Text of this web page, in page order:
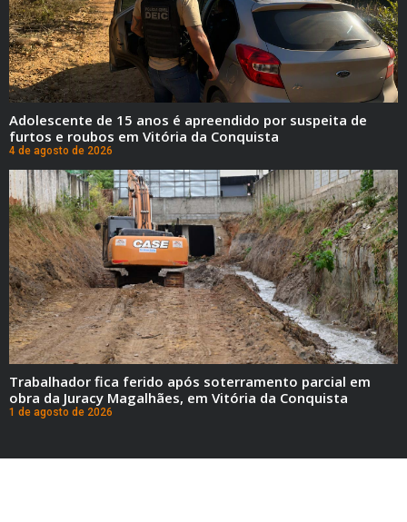
Adolescente de 15 anos é apreendido por suspeita de
furtos e roubos em Vitória da Conquista
4 de agosto de 2026
Trabalhador fica ferido após soterramento parcial em
obra da Juracy Magalhães, em Vitória da Conquista
1 de agosto de 2026